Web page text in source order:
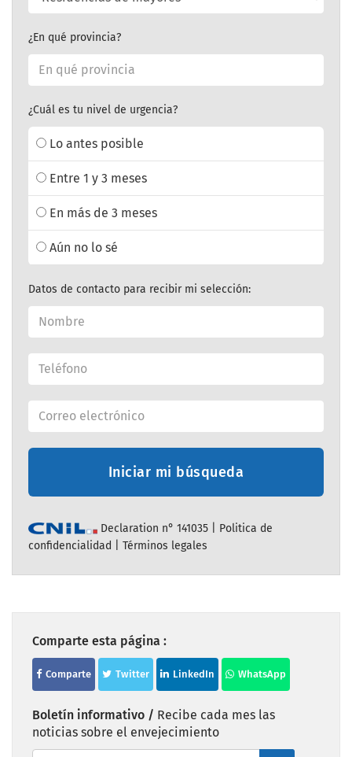
¿En qué provincia?
¿Cuál es tu nivel de urgencia?
Lo antes posible
Entre 1 y 3 meses
En más de 3 meses
Aún no lo sé
Datos de contacto para recibir mi selección:
Iniciar mi búsqueda
Declaration n° 141035 | Politica de
confidencialidad
Términos legales
Comparte esta página :
Comparte Twitter LinkedIn WhatsApp
Boletín informativo / Recibe cada mes las
noticias sobre el envejecimiento